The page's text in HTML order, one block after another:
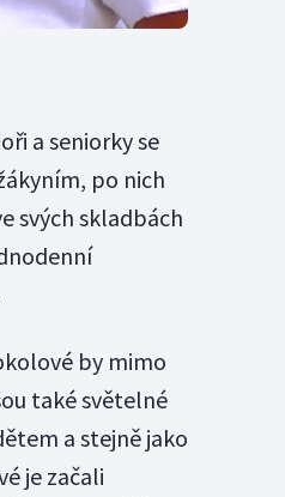
a seniorky se
po nich
svých skladbách
by mimo
také světelné
a stejně jako
je začali